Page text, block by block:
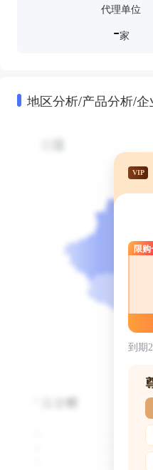
代理单位
-家
地区分析/产品分析/
VIP
限
到期